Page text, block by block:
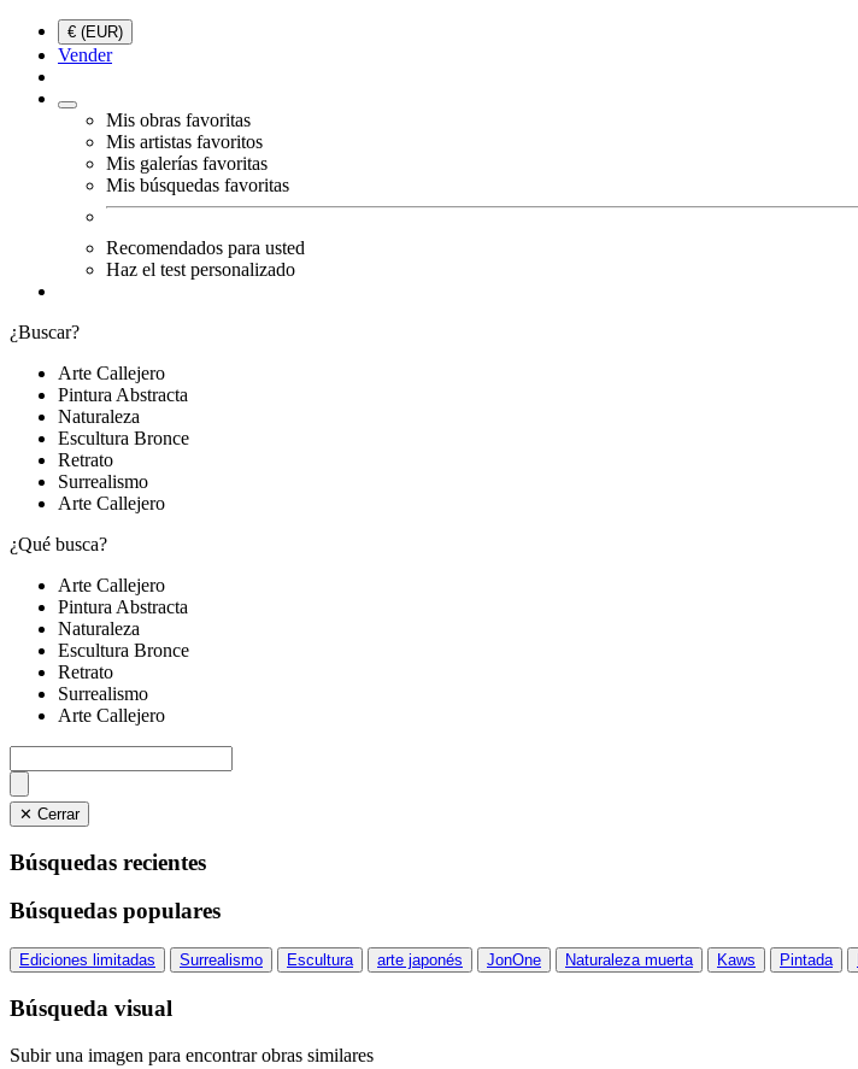
€ (EUR)
Vender
Mis obras favoritas
Mis artistas favoritos
Mis galerías favoritas
Mis búsquedas favoritas
Recomendados para usted
Haz el test personalizado
¿Buscar?
Arte Callejero
Pintura Abstracta
Naturaleza
Escultura Bronce
Retrato
Surrealismo
Arte Callejero
¿Qué busca?
Arte Callejero
Pintura Abstracta
Naturaleza
Escultura Bronce
Retrato
Surrealismo
Arte Callejero
✕ Cerrar
Búsquedas recientes
Búsquedas populares
Ediciones limitadas Surrealismo Escultura arte japonés JonOne Naturaleza muerta Kaws Pintada
Búsqueda visual
Subir una imagen para encontrar obras similares